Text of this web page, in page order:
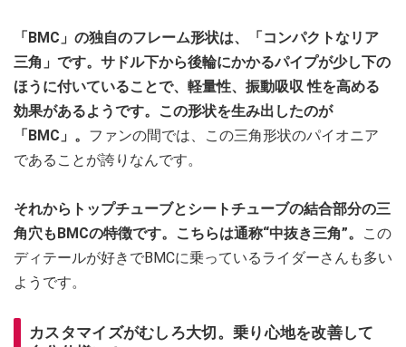
「BMC」の独自のフレーム形状は、「コンパクトなリア
三角」です。サドル下から後輪にかかるパイプが少し下の
ほうに付いていることで、軽量性、振動吸収 性を高める
効果があるようです。この形状を生み出したのが
「BMC」。 ファンの間では、この三角形状のパイオニア
であることが誇りなんです。
それからトップチューブとシートチューブの結合部分の三
角穴もBMCの特徴です。こちらは通称“中抜き三角”。
この
ディテールが好きでBMCに乗っているライダーさんも多い
ようです。
カスタマイズがむしろ大切。乗り心地を改善して